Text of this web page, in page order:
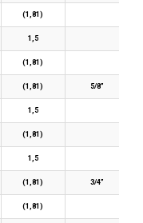
(1,81)
1,5
(1,81)
(1,81) 5/8”
1,5
(1,81)
1,5
(1,81) 3/4”
(1,81)